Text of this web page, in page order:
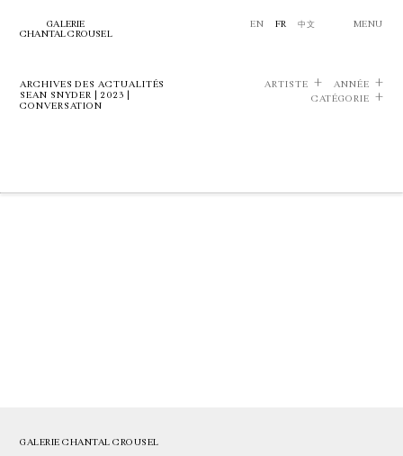
GALERIE
CHANTAL CROUSEL
EN FR 中文 MENU
ARCHIVES DES ACTUALITÉS
SEAN SNYDER | 2023 |
CONVERSATION
ARTISTE
ANNÉE
CATÉGORIE
GALERIE CHANTAL CROUSEL